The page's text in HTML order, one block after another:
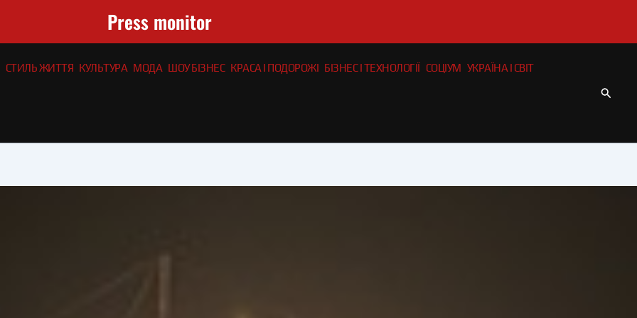
Press monitor
СТИЛЬ ЖИТТЯ КУЛЬТУРА МОДА ШОУ БІЗНЕС КРАСА І ПОДОРОЖІ БІЗНЕС І ТЕХНОЛОГІЇ СОЦІУМ УКРАЇНА І СВІТ